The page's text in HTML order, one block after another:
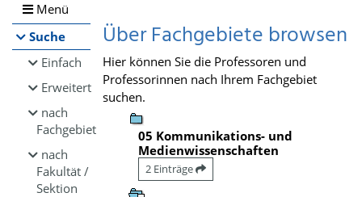
Menü
Suche
Einfach
Erweitert
nach
Fachgebiet
nach
Fakultät /
Sektion
Über Fachgebiete browsen
Hier können Sie die Professoren und
Professorinnen nach Ihrem Fachgebiet
suchen.
05 Kommunikations- und
Medienwissenschaften
2 Einträge